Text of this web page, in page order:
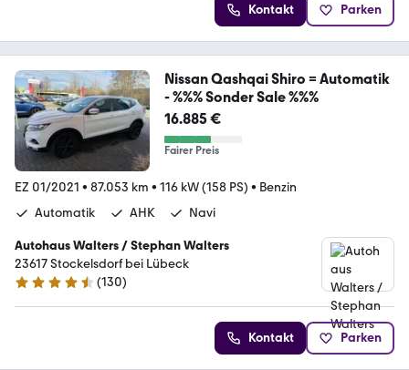
Kontakt Parken
Nissan Qashqai Shiro = Automatik
- %%% Sonder Sale %%%
16.885 €
Fairer Preis
EZ 01/2021 • 87.053 km • 116 kW (158 PS) • Benzin
Automatik
AHK Navi
Autohaus Walters / Stephan Walters
23617 Stockelsdorf bei Lübeck
4.6 Sterne
(130)
Kontakt Parken